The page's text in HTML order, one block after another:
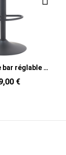
Tabouret de bar réglable en tissu beige recyclé et métal noir 51 x 53 x 100 à 121 cm Mori
€